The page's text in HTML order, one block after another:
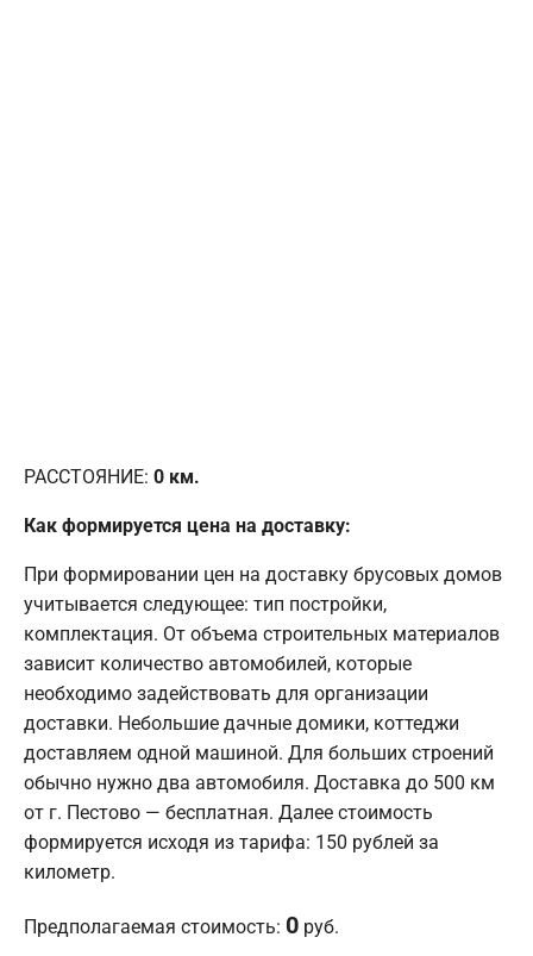
РАССТОЯНИЕ: 0 км.
Как формируется цена на доставку:
При формировании цен на доставку брусовых домов
учитывается следующее: тип постройки,
комплектация. От объема строительных материалов
зависит количество автомобилей, которые
необходимо задействовать для организации
доставки. Небольшие дачные домики, коттеджи
доставляем одной машиной. Для больших строений
обычно нужно два автомобиля. Доставка до 500 км
от г. Пестово — бесплатная. Далее стоимость
формируется исходя из тарифа: 150 рублей за
километр.
Предполагаемая стоимость: 0 руб.